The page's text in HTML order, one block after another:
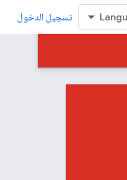
تسجيل الدخول